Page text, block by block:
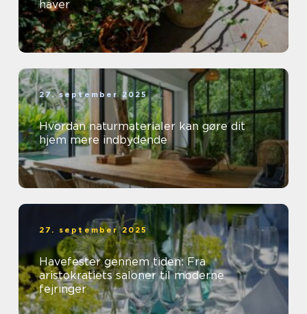
haver
27. september 2025
Hvordan naturmaterialer kan gøre dit
hjem mere indbydende
27. september 2025
Havefester gennem tiden: Fra
aristokratiets saloner til moderne
fejringer